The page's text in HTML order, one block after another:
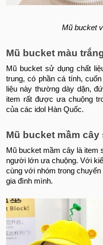
Mũ bucket
Mũ bucket màu
Mũ bucket sử dụng chất
trung, có phần cá tính,
liệu này thường dày dặn,
item rất được ưa chuộng
của các idol Hàn Quốc.
Mũ bucket mầm cây
Mũ bucket mầm cây là
người lớn ưa chuộng. Với
cùng với nhóm trong
gia đình mình.